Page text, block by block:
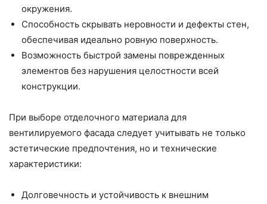
окружения.
Способность скрывать неровности и дефекты стен,
обеспечивая идеально ровную поверхность.
Возможность быстрой замены поврежденных
элементов без нарушения целостности всей
конструкции.
При выборе отделочного материала для
вентилируемого фасада следует учитывать не только
эстетические предпочтения, но и технические
характеристики:
Долговечность и устойчивость к внешним